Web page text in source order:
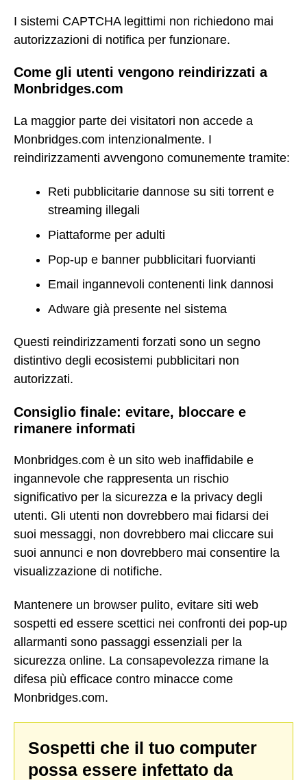
I sistemi CAPTCHA legittimi non richiedono mai
autorizzazioni di notifica per funzionare.
Come gli utenti vengono reindirizzati a
Monbridges.com
La maggior parte dei visitatori non accede a
Monbridges.com intenzionalmente. I
reindirizzamenti avvengono comunemente tramite:
Reti pubblicitarie dannose su siti torrent e
streaming illegali
Piattaforme per adulti
Pop-up e banner pubblicitari fuorvianti
Email ingannevoli contenenti link dannosi
Adware già presente nel sistema
Questi reindirizzamenti forzati sono un segno
distintivo degli ecosistemi pubblicitari non
autorizzati.
Consiglio finale: evitare, bloccare e
rimanere informati
Monbridges.com è un sito web inaffidabile e
ingannevole che rappresenta un rischio
significativo per la sicurezza e la privacy degli
utenti. Gli utenti non dovrebbero mai fidarsi dei
suoi messaggi, non dovrebbero mai cliccare sui
suoi annunci e non dovrebbero mai consentire la
visualizzazione di notifiche.
Mantenere un browser pulito, evitare siti web
sospetti ed essere scettici nei confronti dei pop-up
allarmanti sono passaggi essenziali per la
sicurezza online. La consapevolezza rimane la
difesa più efficace contro minacce come
Monbridges.com.
Sospetti che il tuo computer
possa essere infettato da